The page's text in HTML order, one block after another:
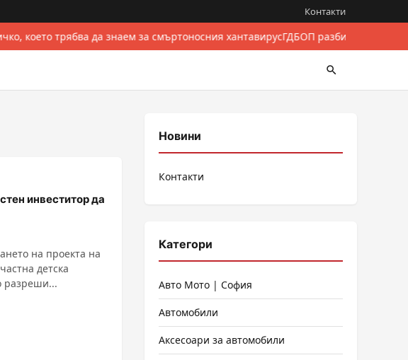
Контакти
което трябва да знаем за смъртоносния хантавирусГДБОП разби
инвеститор да
на проекта на
детска
разреши...
Новини
Контакти
Категори
Авто Мото | София
Автомобили
Аксесоари за автомобили